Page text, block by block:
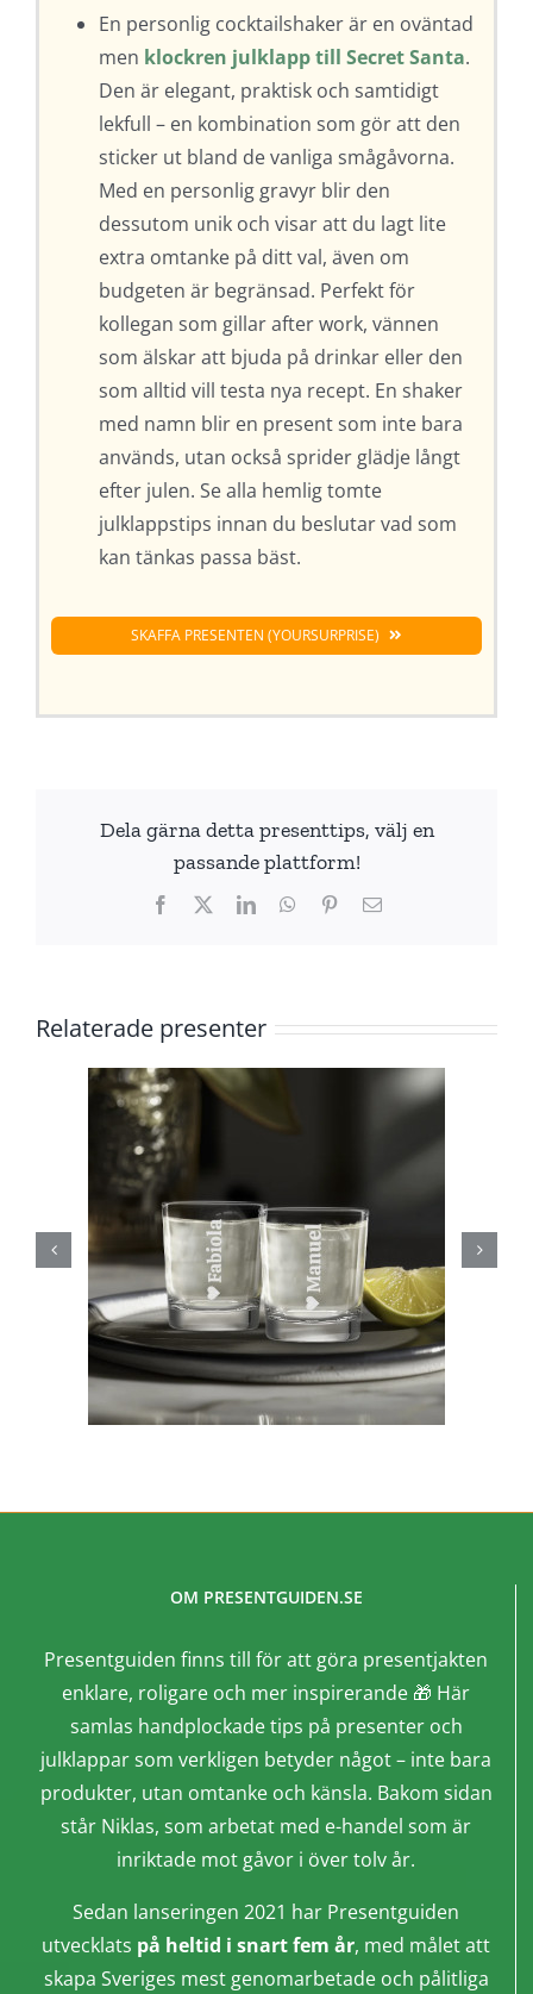
En personlig cocktailshaker är en oväntad
men klockren julklapp till Secret Santa.
Den är elegant, praktisk och samtidigt
lekfull – en kombination som gör att den
sticker ut bland de vanliga smågåvorna.
Med en personlig gravyr blir den
dessutom unik och visar att du lagt lite
extra omtanke på ditt val, även om
budgeten är begränsad. Perfekt för
kollegan som gillar after work, vännen
som älskar att bjuda på drinkar eller den
som alltid vill testa nya recept. En shaker
med namn blir en present som inte bara
används, utan också sprider glädje långt
efter julen. Se alla hemlig tomte
julklappstips innan du beslutar vad som
kan tänkas passa bäst.
SKAFFA PRESENTEN (YOURSURPRISE)
Dela gärna detta presenttips, välj en
passande plattform!
Facebook LinkedInWhatsApp
Pinterest
E-
Relaterade presenter
OM PRESENTGUIDEN.SE
Presentguiden finns till för att göra presentjakten
enklare, roligare och mer inspirerande 🎁 Här
samlas handplockade tips på presenter och
julklappar som verkligen betyder något – inte bara
produkter, utan omtanke och känsla. Bakom sidan
står Niklas, som arbetat med e-handel som är
inriktade mot gåvor i över tolv år.
Sedan lanseringen 2021 har Presentguiden
utvecklats på heltid i snart fem år, med målet att
skapa Sveriges mest genomarbetade och pålitliga